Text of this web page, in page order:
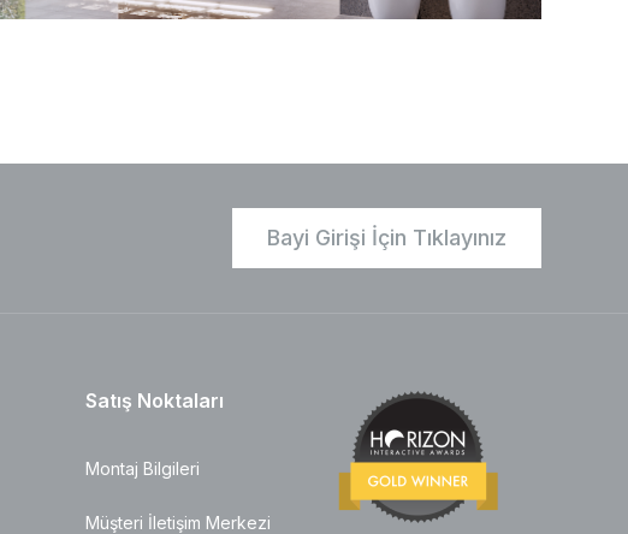
Bayi Girişi İçin Tıklayınız
Satış Noktaları
Montaj Bilgileri
Müşteri İletişim Merkezi